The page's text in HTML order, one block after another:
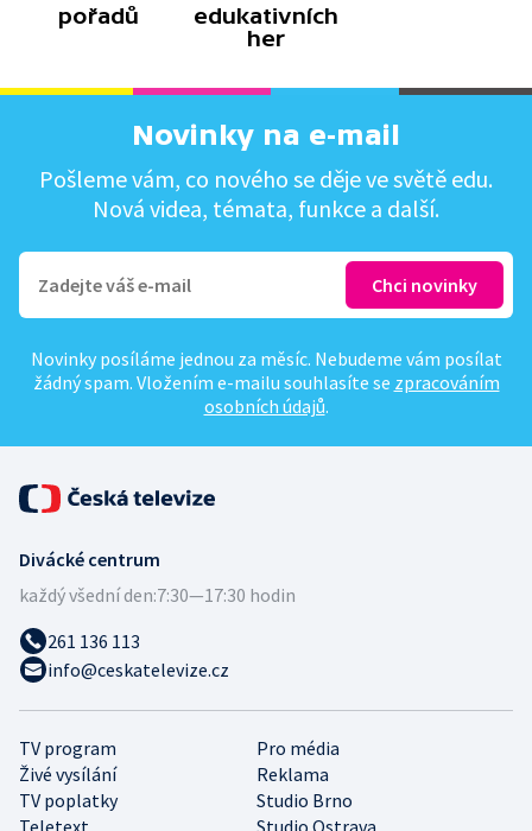
pořadů
edukativních
her
Novinky na e-mail
Pošleme vám, co nového se děje ve světě edu.
Nová videa, témata, funkce a další.
Novinky posíláme jednou za měsíc. Nebudeme vám posílat
žádný spam. Vložením e-mailu souhlasíte se zpracováním
osobních údajů.